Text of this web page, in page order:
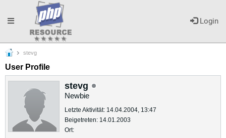
Login
Toggle
navigation
stevg
User Profile
stevg
Newbie
Letzte Aktivität: 14.04.2004, 13:47
Beigetreten: 14.01.2003
Ort: